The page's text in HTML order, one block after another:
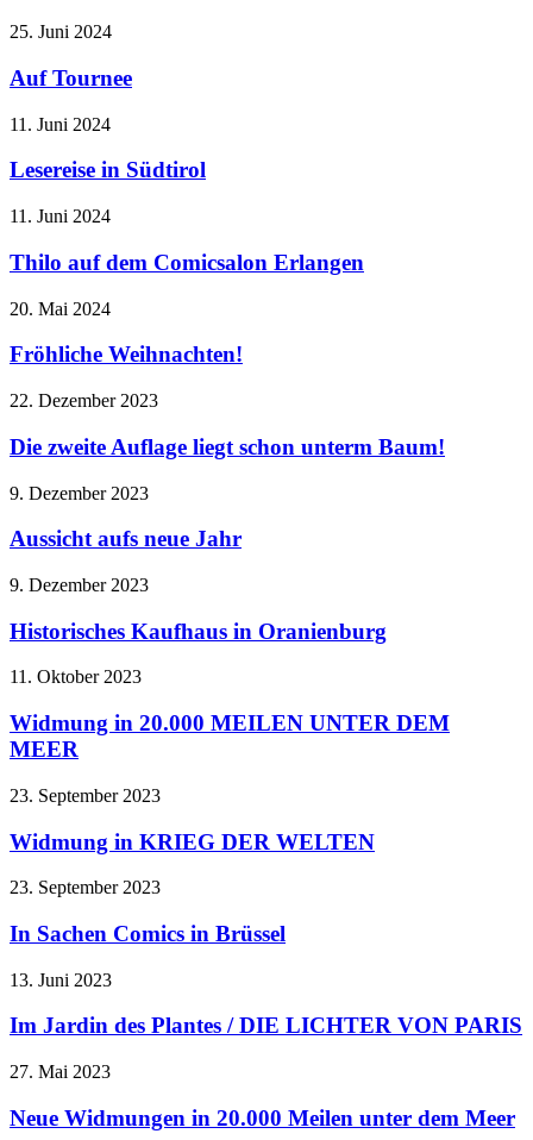
25. Juni 2024
Auf Tournee
11. Juni 2024
Lesereise in Südtirol
11. Juni 2024
Thilo auf dem Comicsalon Erlangen
20. Mai 2024
Fröhliche Weihnachten!
22. Dezember 2023
Die zweite Auflage liegt schon unterm Baum!
9. Dezember 2023
Aussicht aufs neue Jahr
9. Dezember 2023
Historisches Kaufhaus in Oranienburg
11. Oktober 2023
Widmung in 20.000 MEILEN UNTER DEM
MEER
23. September 2023
Widmung in KRIEG DER WELTEN
23. September 2023
In Sachen Comics in Brüssel
13. Juni 2023
Im Jardin des Plantes / DIE LICHTER VON PARIS
27. Mai 2023
Neue Widmungen in 20.000 Meilen unter dem Meer